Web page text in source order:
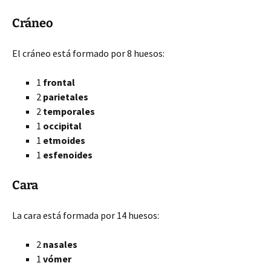
Cráneo
El cráneo está formado por 8 huesos:
1 frontal
2 parietales
2 temporales
1 occipital
1 etmoides
1 esfenoides
Cara
La cara está formada por 14 huesos:
2 nasales
1 vómer